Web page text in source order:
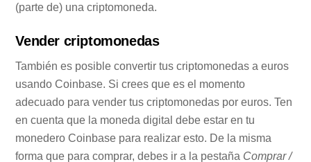
(parte de) una criptomoneda.
Vender criptomonedas
También es posible convertir tus criptomonedas a euros
usando Coinbase. Si crees que es el momento
adecuado para vender tus criptomonedas por euros. Ten
en cuenta que la moneda digital debe estar en tu
monedero Coinbase para realizar esto. De la misma
forma que para comprar, debes ir a la pestaña Comprar /